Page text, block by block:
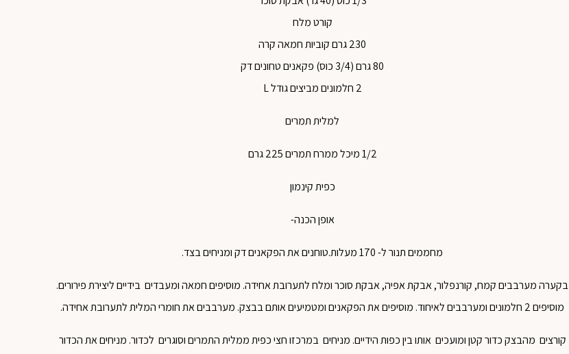
קורט מלח
230 גרם קוביות חמאה קרה
80 גרם (3/4 כוס) פקאנים טחונים דק
2 חלמונים מביצים גודל L
למלית תמרים
1/2 מיכל ממרח תמרים 225 גרם
כפית קינמון
אופן הכנה-
מחממים תנור ל- 170 מעלות.טוחנים את הפקאנים דק ומניחים בצד.
בקערה מערבבים קמח, קורנפלור, אבקת אפיה, אבקת סוכר ומלח לתערובת אחידה. מוסיפים חמאה ומעבדים בידיים ליצירת פירורים.
מוסיפים 2 חלמונים ומערבבים לאיחוד. מוסיפים את הפקאנים ומטמיעים אותם בבצק. מערבבים את חומרי המלית לתערובת אחידה.
קורצים מהבצק כדור קטן ומועכים אותו בין כפות הידיים. מניחים במרכזו חצי כפית ממלית התמרים וסוגרים לכדור. מניחים את הכדור